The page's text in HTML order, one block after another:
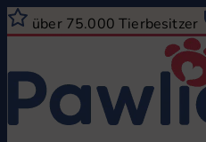
über 75.000 Tierbesitzer